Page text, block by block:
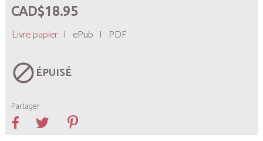
CAD$18.95
Livre papier | ePub | PDF
blockÉPUISÉ
Partager